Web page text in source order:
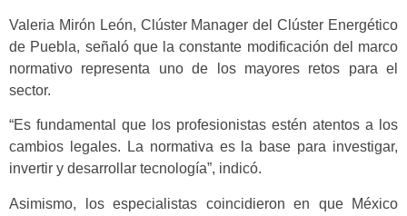
Valeria Mirón León, Clúster Manager del Clúster Energético
de Puebla, señaló que la constante modificación del marco
normativo representa uno de los mayores retos para el
sector.
“Es fundamental que los profesionistas estén atentos a los
cambios legales. La normativa es la base para investigar,
invertir y desarrollar tecnología”, indicó.
Asimismo, los especialistas coincidieron en que México